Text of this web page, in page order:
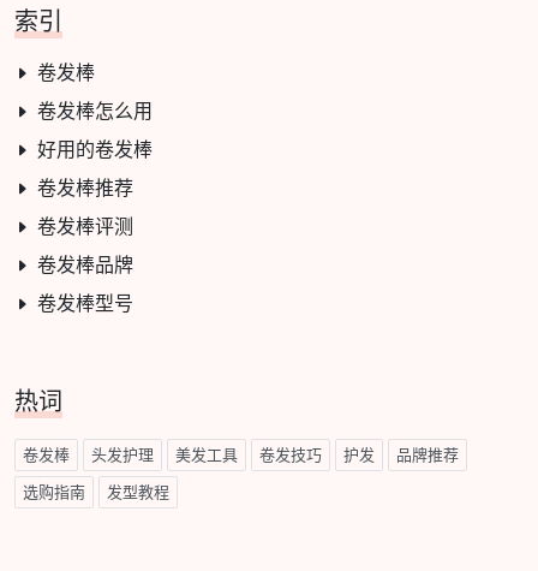
索引
卷发棒
卷发棒怎么用
好用的卷发棒
卷发棒推荐
卷发棒评测
卷发棒品牌
卷发棒型号
热词
卷发棒 头发护理 美发工具 卷发技巧 护发 品牌推荐
选购指南 发型教程